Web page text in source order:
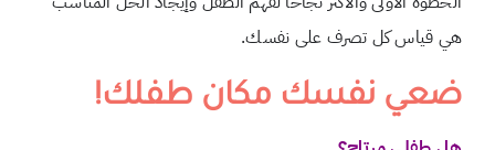
هي قياس كل تصرف على نفسك.
ضعي نفسك مكان طفلك!